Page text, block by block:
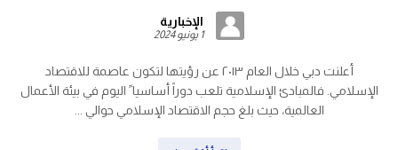
الإخبارية
1 يونيو 2024
أعلنت دبي خلال العام ٢٠١٣ عن رؤيتها لتكون عاصمة للاقتصاد
الإسلامي. فالمبادئ الإسلامية تلعب دوراً أساسيا ً اليوم في بيئة الأعمال
العالمية، حيث بلغ حجم الاقتصاد الإسلامي حوالي ...